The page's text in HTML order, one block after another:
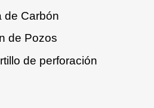
de Carbón
de Pozos
de perforación